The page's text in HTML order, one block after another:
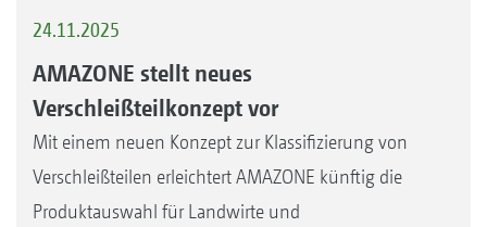
24.11.2025
AMAZONE stellt neues
Verschleißteilkonzept vor
Mit einem neuen Konzept zur Klassifizierung von
Verschleißteilen erleichtert AMAZONE künftig die
Produktauswahl für Landwirte und